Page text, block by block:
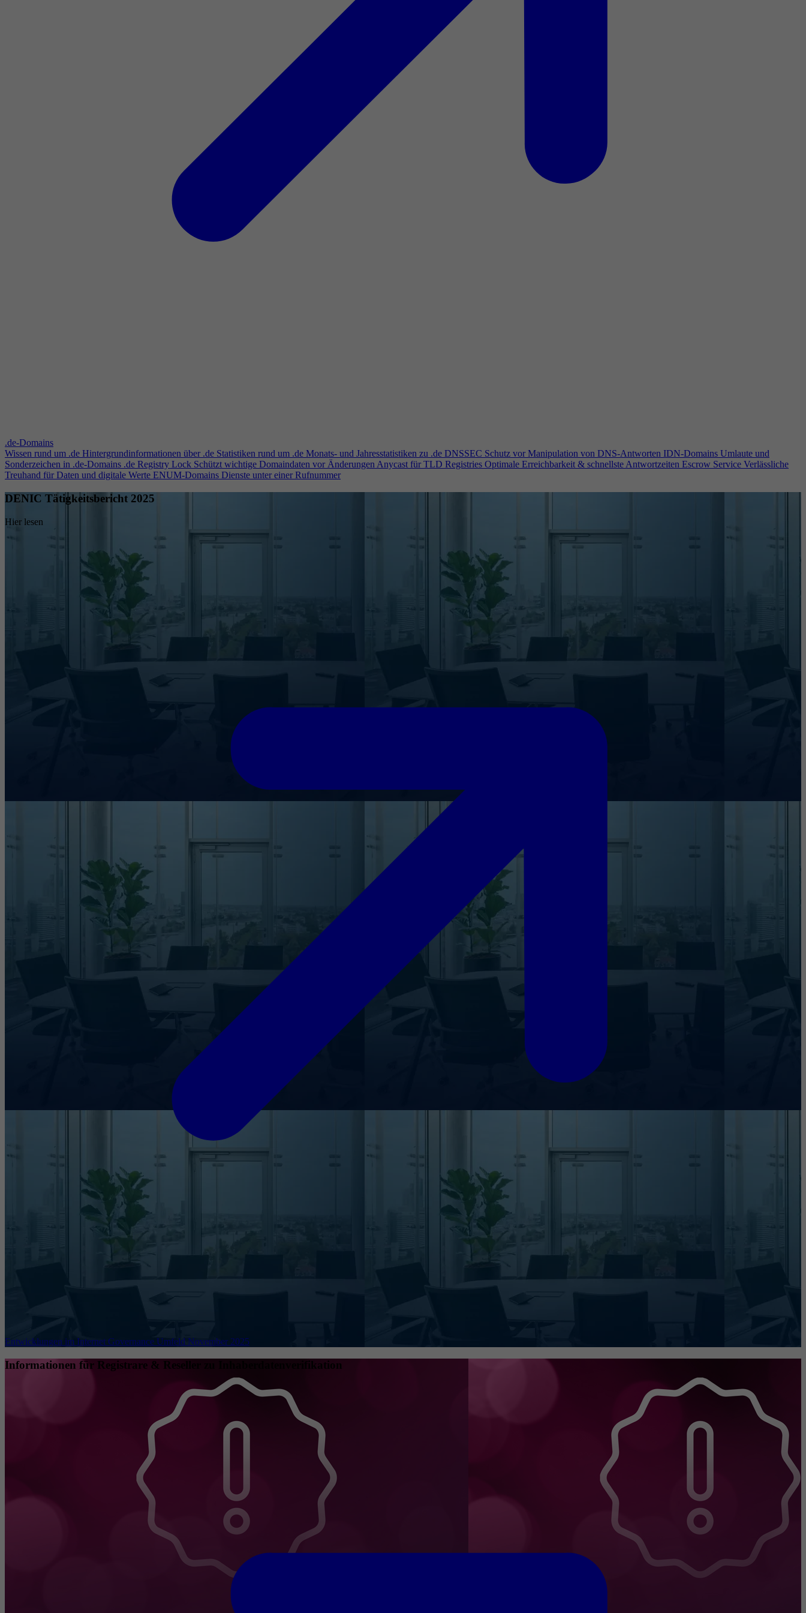
.de-Domains
Wissen rund um .de Hintergrundinformationen über .de Statistiken rund um .de Monats- und Jahresstatistiken zu .de DNSSEC Schutz vor Manipulation von DNS-Antworten IDN-Domains Umlaute und
Sonderzeichen in .de-Domains .de Registry Lock Schützt wichtige Domaindaten vor ÄnderungenAnycast für TLD Registries Optimale Erreichbarkeit & schnellste Antwortzeiten Escrow Service Verlässliche
Treuhand für Daten und digitale Werte ENUM-Domains Dienste unter einer Rufnummer
DENIC Tätigkeitsbericht 2025
Hier lesen
Entwicklungen im Internet Governance Umfeld November 2025
Informationen für Registrare & Reseller zu Inhaberdatenverifikation